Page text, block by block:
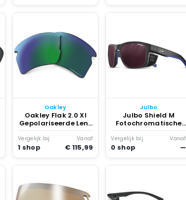
Oakley
Oakley Flak 2.0 Xl
Gepolariseerde Lens
Prizm Jade
Polarized
Vergelijk bij
1 shop
Vanaf
€ 115,99
Julbo
Julbo Shield M
Fotochromatische
Zonnebril
Gerenoveerd Zwart
Vergelijk bij
0 shop
Vanaf
—